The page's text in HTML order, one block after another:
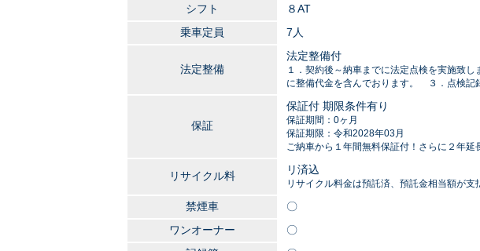
シフト
８AT
乗車定員
7人
法定整備
法定整備付
１．契約後～納車までに法定点検を実施致
に整備代金を含んでおります。 ３．点検記
保証
保証付 期限条件有り
保証期間：0ヶ月
保証期限：令和2028年03月
ご納車から１年間無料保証付！さらに２年延
リサイクル料 リ済込
リサイクル料金は預託済、預託金相当額が支
禁煙車
〇
ワンオーナー
〇